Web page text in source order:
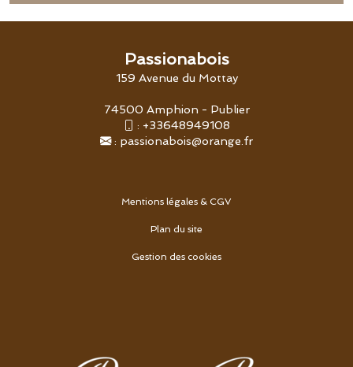
Passionabois
159 Avenue du Mottay
74500 Amphion - Publier
: +33648949108
: passionabois@orange.fr
Mentions légales & CGV
Plan du site
Gestion des cookies